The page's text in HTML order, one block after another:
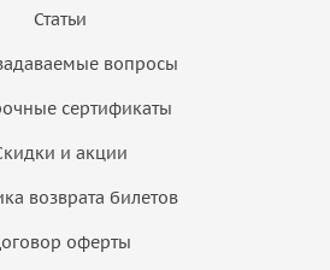
Статьи
вопросы
сертификаты
и акции
возврата билетов
оферты